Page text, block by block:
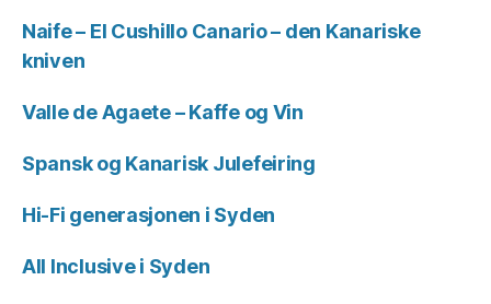
Naife – El Cushillo Canario – den Kanariske
kniven
Valle de Agaete – Kaffe og Vin
Spansk og Kanarisk Julefeiring
Hi-Fi generasjonen i Syden
All Inclusive i Syden